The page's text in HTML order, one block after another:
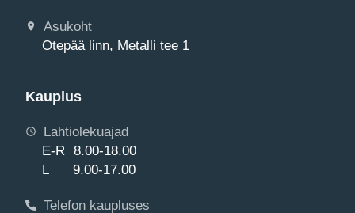
Asukoht
Otepää linn, Metalli tee 1
Kauplus
Lahtiolekuajad
E-R 8.00-18.00
L 9.00-17.00
Telefon kaupluses